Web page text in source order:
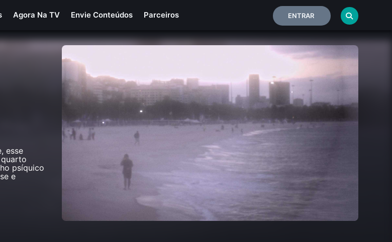
Agora Na TV Envie Conteúdos Parceiros ENTRAR
esse
psíquico
e